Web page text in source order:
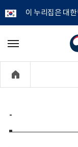
이 누리집은 대
메
기
-